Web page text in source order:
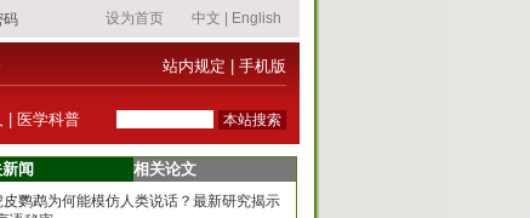
站内规定 手机版
医学科普
闻 相关论文
皮鹦鹉为何能模仿人类说话？最新研究揭示